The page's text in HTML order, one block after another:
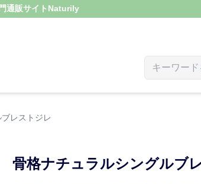
通販サイト Naturily
レストジレ
骨格ナチュラルシングルブ